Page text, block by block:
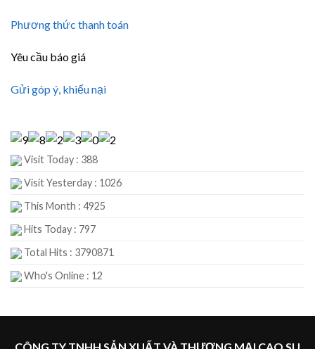
Phương thức thanh toán
Yêu cầu báo giá
Gửi góp ý, khiếu nại
Visit Today : 388
Visit Yesterday : 1026
This Month : 4925
Hits Today : 797
Total Hits : 3790871
Who's Online : 12